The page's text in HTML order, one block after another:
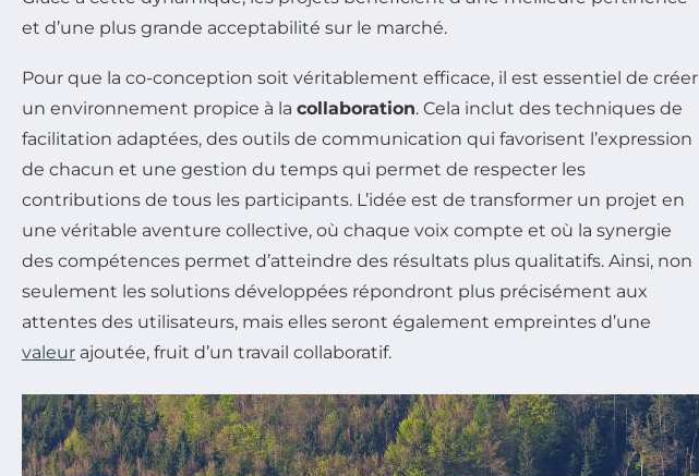
et d’une plus grande acceptabilité sur le marché.
Pour que la co-conception soit véritablement efficace, il est essentiel de créer
un environnement propice à la collaboration. Cela inclut des techniques de
facilitation adaptées, des outils de communication qui favorisent l’expression
de chacun et une gestion du temps qui permet de respecter les
contributions de tous les participants. L’idée est de transformer un projet en
une véritable aventure collective, où chaque voix compte et où la synergie
des compétences permet d’atteindre des résultats plus qualitatifs. Ainsi, non
seulement les solutions développées répondront plus précisément aux
attentes des utilisateurs, mais elles seront également empreintes d’une
valeur ajoutée, fruit d’un travail collaboratif.